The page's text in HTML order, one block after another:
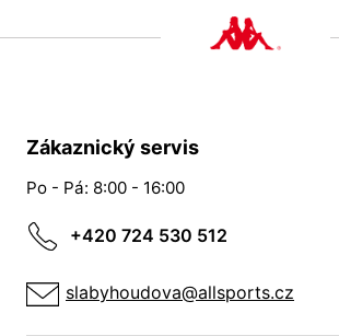
Zákaznický servis
Po - Pá: 8:00 - 16:00
+420 724 530 512
slabyhoudova@allsports.cz